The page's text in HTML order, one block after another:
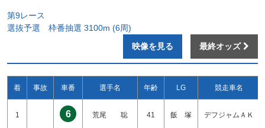
第9レース
選抜予選 枠番抽選 3100m (6周)
映像を見る
最終オッズ
着 事故 車番 選手名 年齢 LG 競走車名
1 6 荒尾 聡 41 飯 塚 デフジャムＡＫ